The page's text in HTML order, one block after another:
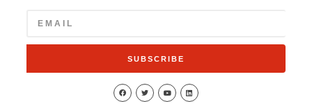
SUBSCRIBE